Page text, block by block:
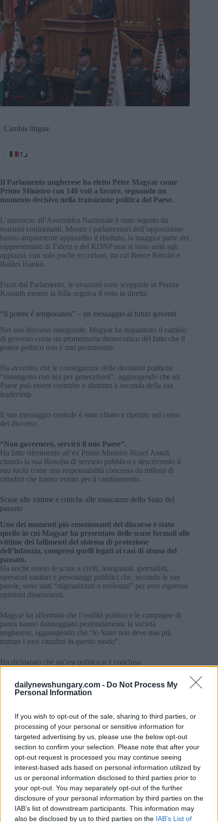
dailynewshungary.com - Do Not Process My
Personal Information
If you wish to opt-out of the sale, sharing to third parties, or
processing of your personal or sensitive information for
targeted advertising by us, please use the below opt-out
section to confirm your selection. Please note that after your
opt-out request is processed you may continue seeing
interest-based ads based on personal information utilized by
us or personal information disclosed to third parties prior to
your opt-out. You may separately opt-out of the further
disclosure of your personal information by third parties on the
IAB’s list of downstream participants. This information may
also be disclosed by us to third parties on the IAB’s List of
Cambia lingua:
IT
Il Parlamento ungherese ha eletto Péter Magyar come
Primo Ministro con 140 voti a favore, segnando un
momento decisivo nella transizione politica del Paese.
L’annuncio all’Assemblea Nazionale è stato seguito da
reazioni contrastanti. Mentre i parlamentari dell’opposizione
hanno ampiamente applaudito il risultato, la maggior parte dei
rappresentanti di Fidesz e del KDNP non si sono uniti agli
applausi, con solo poche eccezioni, tra cui Bence Rétvári e
Balázs Hankó.
Fuori dal Parlamento, le ovazioni sono scoppiate in Piazza
Kossuth mentre la folla seguiva il voto in diretta.
“Il potere è temporaneo” – un messaggio ai futuri governi
Nel suo discorso inaugurale, Magyar ha inquadrato il cambio
di governo come un promemoria democratico del fatto che il
potere politico non è mai permanente.
Ha avvertito che le conseguenze delle decisioni politiche
“rimangono con noi per generazioni”, aggiungendo che un
Paese può essere costruito o distrutto a seconda della sua
leadership.
Il suo messaggio centrale è stato chiaro e ripetuto nel corso
del discorso:
“Non governerò, servirò il mio Paese”.
Ha fatto riferimento all’ex Primo Ministro József Antall,
citando la sua filosofia di servizio pubblico e descrivendo il
suo ruolo come una responsabilità concessa da milioni di
cittadini che hanno votato per il cambiamento.
Scuse alle vittime e critiche alle mancanze dello Stato del
passato
Uno dei momenti più emozionanti del discorso è stato
quello in cui Magyar ha presentato delle scuse formali alle
vittime dei fallimenti del sistema di protezione
dell’infanzia, compresi quelli legati ai casi di abuso del
passato.
Ha anche esteso le scuse a civili, insegnanti, giornalisti,
operatori sanitari e personaggi pubblici che, secondo le sue
parole, sono stati “stigmatizzati o molestati” per aver espresso
opinioni dissenzienti.
Magyar ha affermato che l’ostilità politica e le campagne di
paura hanno danneggiato profondamente la società
ungherese, aggiungendo che “lo Stato non deve mai più
trattare i suoi cittadini in questo modo”.
Ha dichiarato che un’era politica si è conclusa
definitivamente.